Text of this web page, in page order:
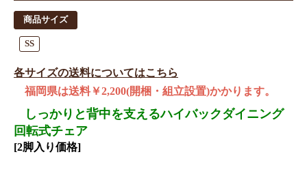
商品サイズ
SS
各サイズの送料についてはこちら
福岡県は送料￥2,200(開梱・組立設置)かかります。
しっかりと背中を支えるハイバックダイニング
回転式チェア
[2脚入り価格]